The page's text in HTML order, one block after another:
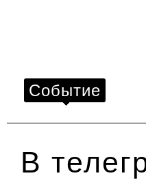
Событие
В